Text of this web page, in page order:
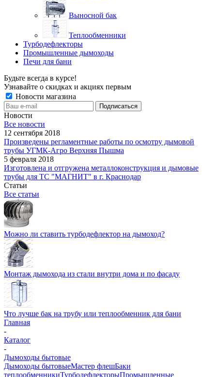
Выносной бак
Теплообменники
Турбодефлекторы
Промышленные дымоходы
Печи для бани
Будьте всегда в курсе!
Узнавайте о скидках и акциях первым
Новости магазина
Новости
Все новости
12 сентября 2018
Произведены регламентные работы по осмотру дымовой
трубы УГМК-Агро Верхняя Пышма
5 февраля 2018
Изготовлена и отгружена металлоконструкция и дымовые
трубы для ТС "МАГНИТ" в г. Краснодар
Статьи
Все статьи
Можно ли ставить турбодефлектор на дымоход?
Монтаж дымохода из стали внутри дома и по фасаду
Что лучше бак на трубу или теплообменник для бани
Главная
-
Каталог
-
Дымоходы бытовые
Дымоходы бытовыеМастер флешБаки
теплообменникиТурбодефлекторыПромышленные